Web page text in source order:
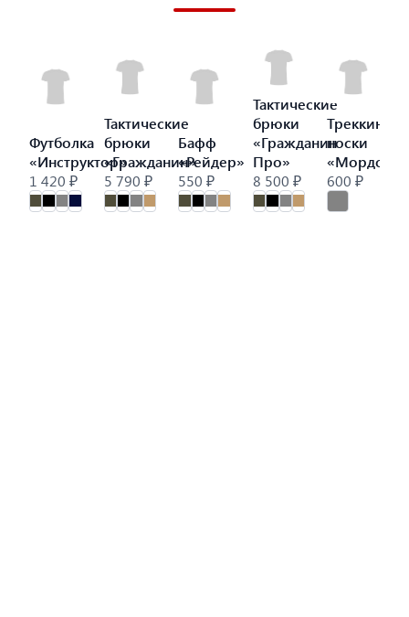
Футболка
«Инструктор»
1 420 ₽
Тактические
брюки
«Гражданин»
5 790 ₽
Бафф
«Рейдер»
550 ₽
Тактические
брюки
«Гражданин
Про»
8 500 ₽
носки
«Мордор»
600 ₽